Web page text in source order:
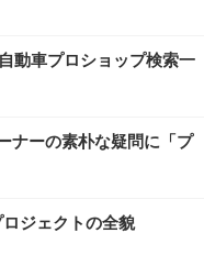
車プロショップ検索一
ナーの素朴な疑問に「プ
ジェクトの全貌